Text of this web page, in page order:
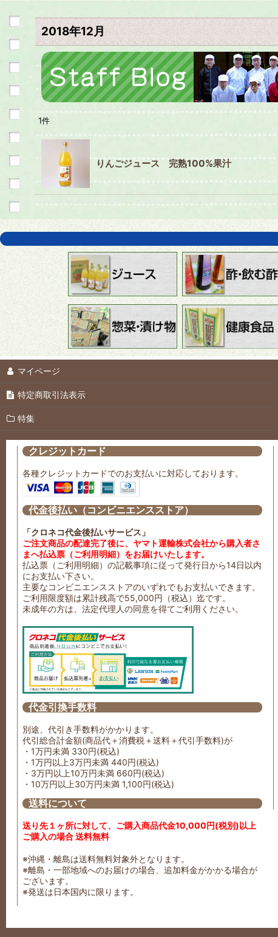
2018年12月
1件
りんごジュース 完熟100%果汁
マイページ
特定商取引法表示
特集
クレジットカード
各種クレジットカードでのお支払いに対応しております。
代金後払い（コンビニエンスストア）
「クロネコ代金後払いサービス」
ご注文商品の配達完了後に、ヤマト運輸株式会社から購入者さ
まへ払込票（ご利用明細）をお届けいたします。
払込票（ご利用明細）の記載事項に従って発行日から14日以内
にお支払い下さい。
主要なコンビニエンスストアのいずれでもお支払いできます。
ご利用限度額は累計残高で55,000円（税込）迄です。
未成年の方は、法定代理人の同意を得てご利用ください。
代金引換手数料
別途、代引き手数料がかかります。
代引総合計金額(商品代＋消費税＋送料＋代引手数料)が
・1万円未満 330円(税込)
・1万円以上3万円未満 440円(税込)
・3万円以上10万円未満 660円(税込)
・10万円以上30万円未満 1,100円(税込)
送料について
送り先１ヶ所に対して、ご購入商品代金10,000円(税別)以上
ご購入の場合 送料無料
※沖縄・離島は送料無料対象外となります。
※離島・一部地域へのお届けの場合、追加料金がかかる場合が
ございます。
※発送は日本国内に限ります。